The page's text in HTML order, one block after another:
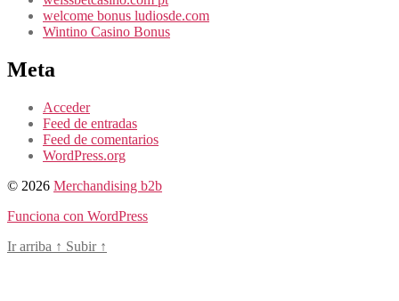
welcome bonus ludiosde.com
Wintino Casino Bonus
Meta
Acceder
Feed de entradas
Feed de comentarios
WordPress.org
© 2026 Merchandising b2b
Funciona con WordPress
Ir arriba ↑ Subir ↑